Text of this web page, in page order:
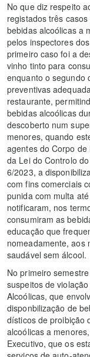
No que diz respeito
registados três
bebidas alcoólicas a
pelos inspectores
primeiro caso foi a
vinho tinto para
enquanto o segundo
preventivas
restaurante,
bebidas alcoólicas
descoberto num
menores, quando
agentes do Corpo
da Lei do Controlo
6/2023, a
com fins comerciais
punida com multa
notificaram, nos
consumiram as
educação que
nomeadamente, aos
saudável sem álcool.
No primeiro
suspeitos de
Alcoólicas, que
disponbilização de
dísticos de proibição
alcoólicas a
Executivo, que os